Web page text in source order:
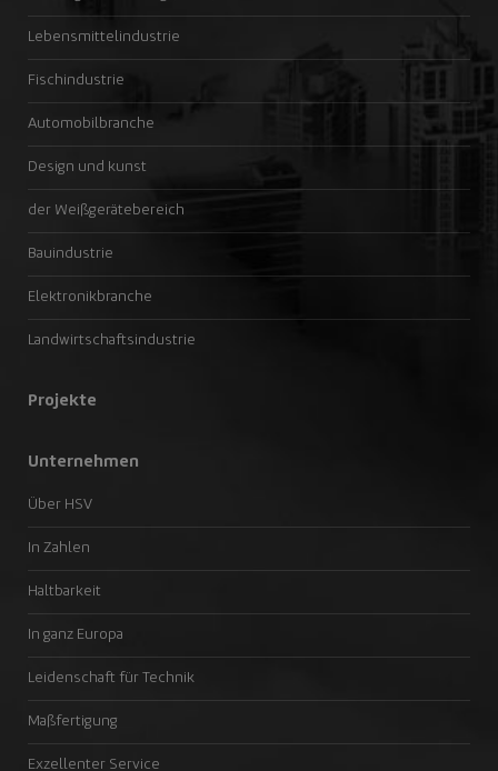
Lebensmittelindustrie
Fischindustrie
Automobilbranche
Design und kunst
der Weißgerätebereich
Bauindustrie
Elektronikbranche
Landwirtschaftsindustrie
Projekte
Unternehmen
Über HSV
In Zahlen
Haltbarkeit
In ganz Europa
Leidenschaft für Technik
Maßfertigung
Exzellenter Service